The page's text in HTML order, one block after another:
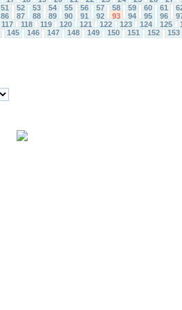
51 52 53 54 55 56 57 58 59 60 61
86 87 88 89 90 91 92 93 94 95 96
117 118 119 120 121 122 123 124 125
145 146 147 148 149 150 151 152 153